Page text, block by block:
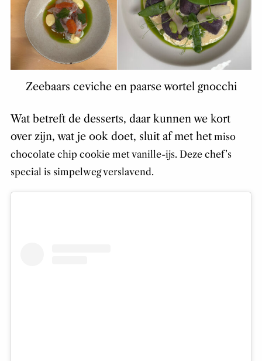
Zeebaars ceviche en paarse wortel gnocchi
Wat betreft de desserts, daar kunnen we kort
over zijn, wat je ook doet, sluit af met hetmiso
chocolate chip cookie met vanille-ijs. Deze chef’s
special is simpelweg verslavend.